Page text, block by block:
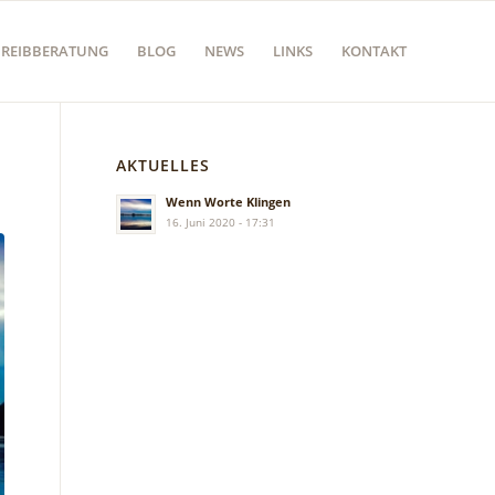
BLOG NEWS LINKS KONTAKT
AKTUELLES
Wenn Worte Klingen
16. Juni 2020 - 17:31